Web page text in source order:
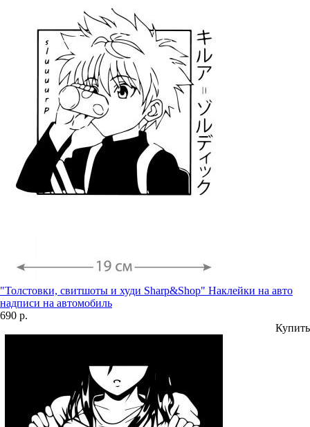
"Толстовки, свитшоты и худи Sharp&Shop" Наклейки на авто
надписи на автомобиль
690 р.
Купить